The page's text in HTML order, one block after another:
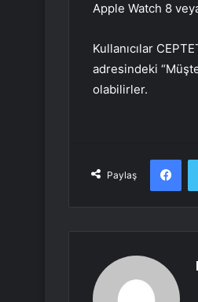
Apple Watch 8
Kullanıcılar
adresindeki
olabilirler.
Paylaş